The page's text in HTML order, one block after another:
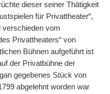
dieser seiner Thätigkeit
für Privattheater“,
verschieden vom
Privattheaters“ von
Bühnen aufgeführt ist
der Privatbühne der
gegebenes Stück von
abgelehnt worden war